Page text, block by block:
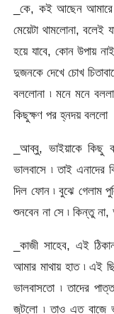
_কে, কই আছেন আমারে
মেয়েটা থামলোনা, বলেই
হয়ে যাবে, কোন উপায়
দুজনকে দেখে চোখ
বললোনা ৷ মনে মনে
কিছুক্ষণ পর হ্নদয় বললো
_আব্বু, ভাইয়াকে কিছু
ভালবাসে ৷ তাই এনাদের
দিল ফোন ৷ বুঝে গেলাম
শুনবেন না সে ৷ কিন্তু
_কাজী সাহেব, এই
আমার মাথায় হাত ৷ এই
ভালবাসতো ৷ তাদের
জুটলো ৷ তাও এত বাজে